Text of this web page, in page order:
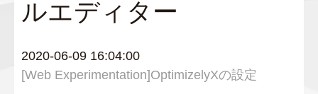
ルエディター
2020-06-09 16:04:00
[Web Experimentation]OptimizelyXの設定